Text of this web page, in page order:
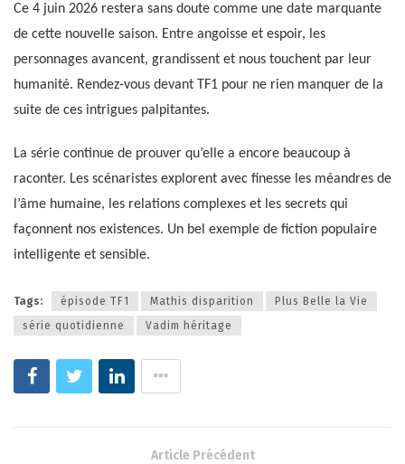
Ce 4 juin 2026 restera sans doute comme une date marquante
de cette nouvelle saison. Entre angoisse et espoir, les
personnages avancent, grandissent et nous touchent par leur
humanité. Rendez-vous devant TF1 pour ne rien manquer de la
suite de ces intrigues palpitantes.
La série continue de prouver qu’elle a encore beaucoup à
raconter. Les scénaristes explorent avec finesse les méandres de
l’âme humaine, les relations complexes et les secrets qui
façonnent nos existences. Un bel exemple de fiction populaire
intelligente et sensible.
Tags: épisode TF1 Mathis disparition
Plus Belle la Vie
série quotidienne
Vadim héritage
Article Précédent